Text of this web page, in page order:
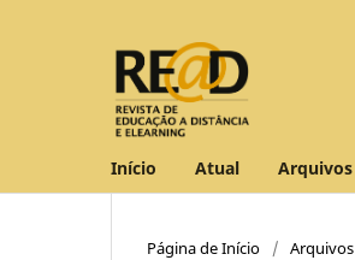
Início Atual Arquivos
Página de Início / Arquivos